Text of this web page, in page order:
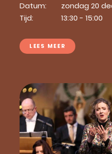
Datum:
Tijd:
zondag 20
13:30 - 15:00
LEES MEER